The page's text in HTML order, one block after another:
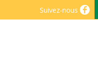
Suivez-nous